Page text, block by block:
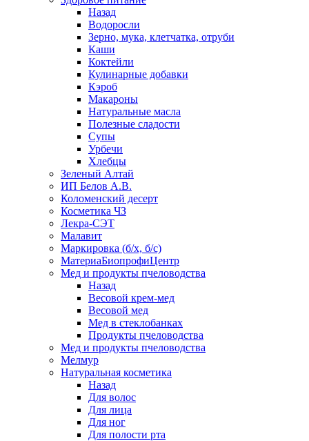
Назад
Водоросли
Зерно, мука, клетчатка, отруби
Каши
Коктейли
Кулинарные добавки
Кэроб
Макароны
Натуральные масла
Полезные сладости
Супы
Урбечи
Хлебцы
Зеленый Алтай
ИП Белов А.В.
Коломенский десерт
Косметика ЧЗ
Лекра-СЭТ
Малавит
Маркировка (б/х, б/с)
МатериаБиопрофиЦентр
Мед и продукты пчеловодства
Назад
Весовой крем-мед
Весовой мед
Мед в стеклобанках
Продукты пчеловодства
Мед и продукты пчеловодства
Мелмур
Натуральная косметика
Назад
Для волос
Для лица
Для ног
Для полости рта